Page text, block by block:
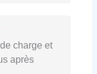
charge et
après